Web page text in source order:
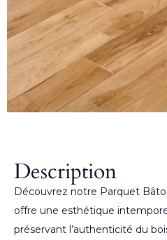
Description
Découvrez notre Parquet
offre une esthétique
préservant l’authenticité du